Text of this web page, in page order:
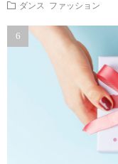
ダンス ファッション